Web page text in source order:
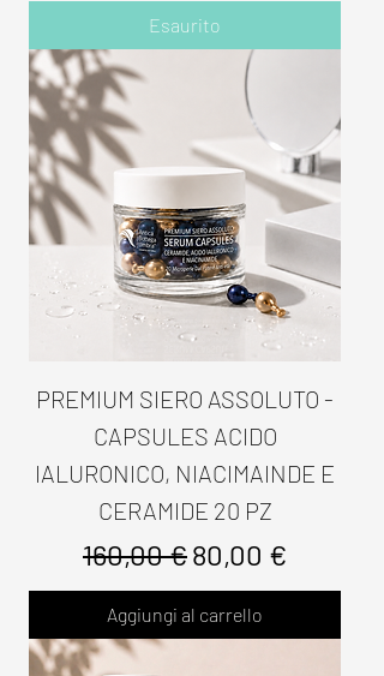
Esaurito
PREMIUM SIERO ASSOLUTO -
CAPSULES ACIDO
IALURONICO, NIACIMAINDE E
CERAMIDE 20 PZ
Prezzo regolare
160,00 €Prezzo scontato
80,00 €
Aggiungi al carrello